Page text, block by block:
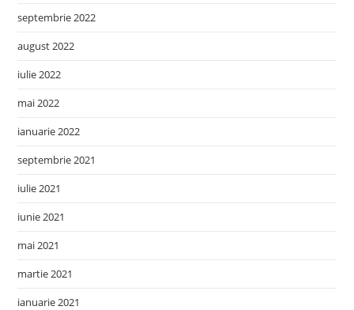
septembrie 2022
august 2022
iulie 2022
mai 2022
ianuarie 2022
septembrie 2021
iulie 2021
iunie 2021
mai 2021
martie 2021
ianuarie 2021